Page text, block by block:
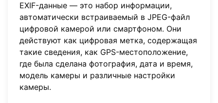
EXIF-данные — это набор информации,
автоматически встраиваемый в JPEG-файл
цифровой камерой или смартфоном. Они
действуют как цифровая метка, содержащая
такие сведения, как GPS-местоположение,
где была сделана фотография, дата и время,
модель камеры и различные настройки
камеры.